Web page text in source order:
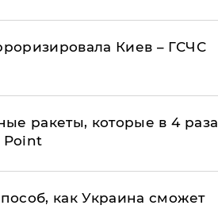
Киев – ГСЧС
ракеты, которые в 4 раза
Point
как Украина сможет